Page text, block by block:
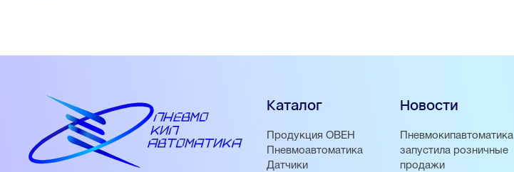
Каталог
Продукция ОВЕН
Пневмоавтоматика
Датчики
Новости
Пневмокипавтоматика
запустила розничные
продажи